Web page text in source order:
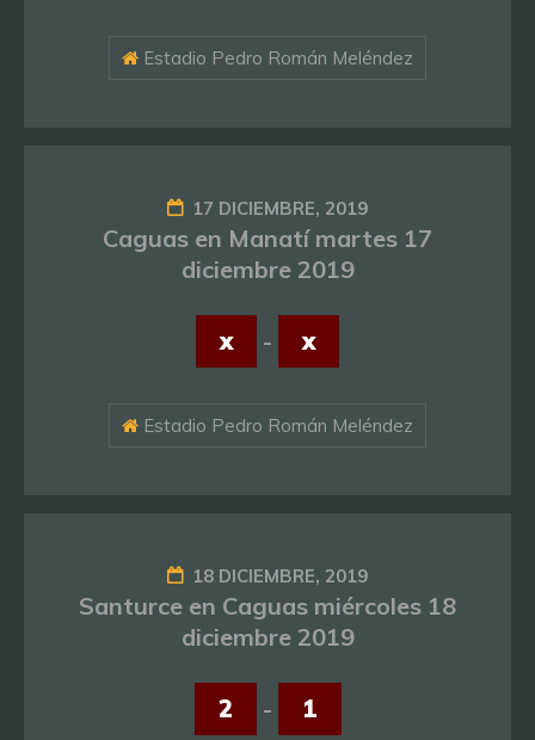
Estadio Pedro Román Meléndez
17 DICIEMBRE, 2019
Caguas en Manatí martes 17
diciembre 2019
x - x
Estadio Pedro Román Meléndez
18 DICIEMBRE, 2019
Santurce en Caguas miércoles 18
diciembre 2019
2 - 1